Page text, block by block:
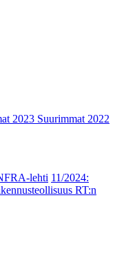
2023 Suurimmat 2022
lehti 11/2024:
RT:n